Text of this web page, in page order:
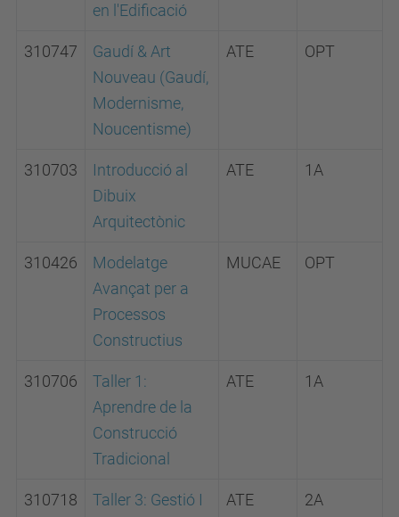
en l'Edificació
310747
Gaudí & Art
Nouveau (Gaudí,
Modernisme,
Noucentisme)
ATE OPT
310703
Introducció al
Dibuix
Arquitectònic
ATE 1A
310426
Modelatge
Avançat per a
Processos
Constructius
MUCAE OPT
310706
Taller 1:
Aprendre de la
Construcció
Tradicional
ATE 1A
310718 Taller 3: Gestió I ATE 2A